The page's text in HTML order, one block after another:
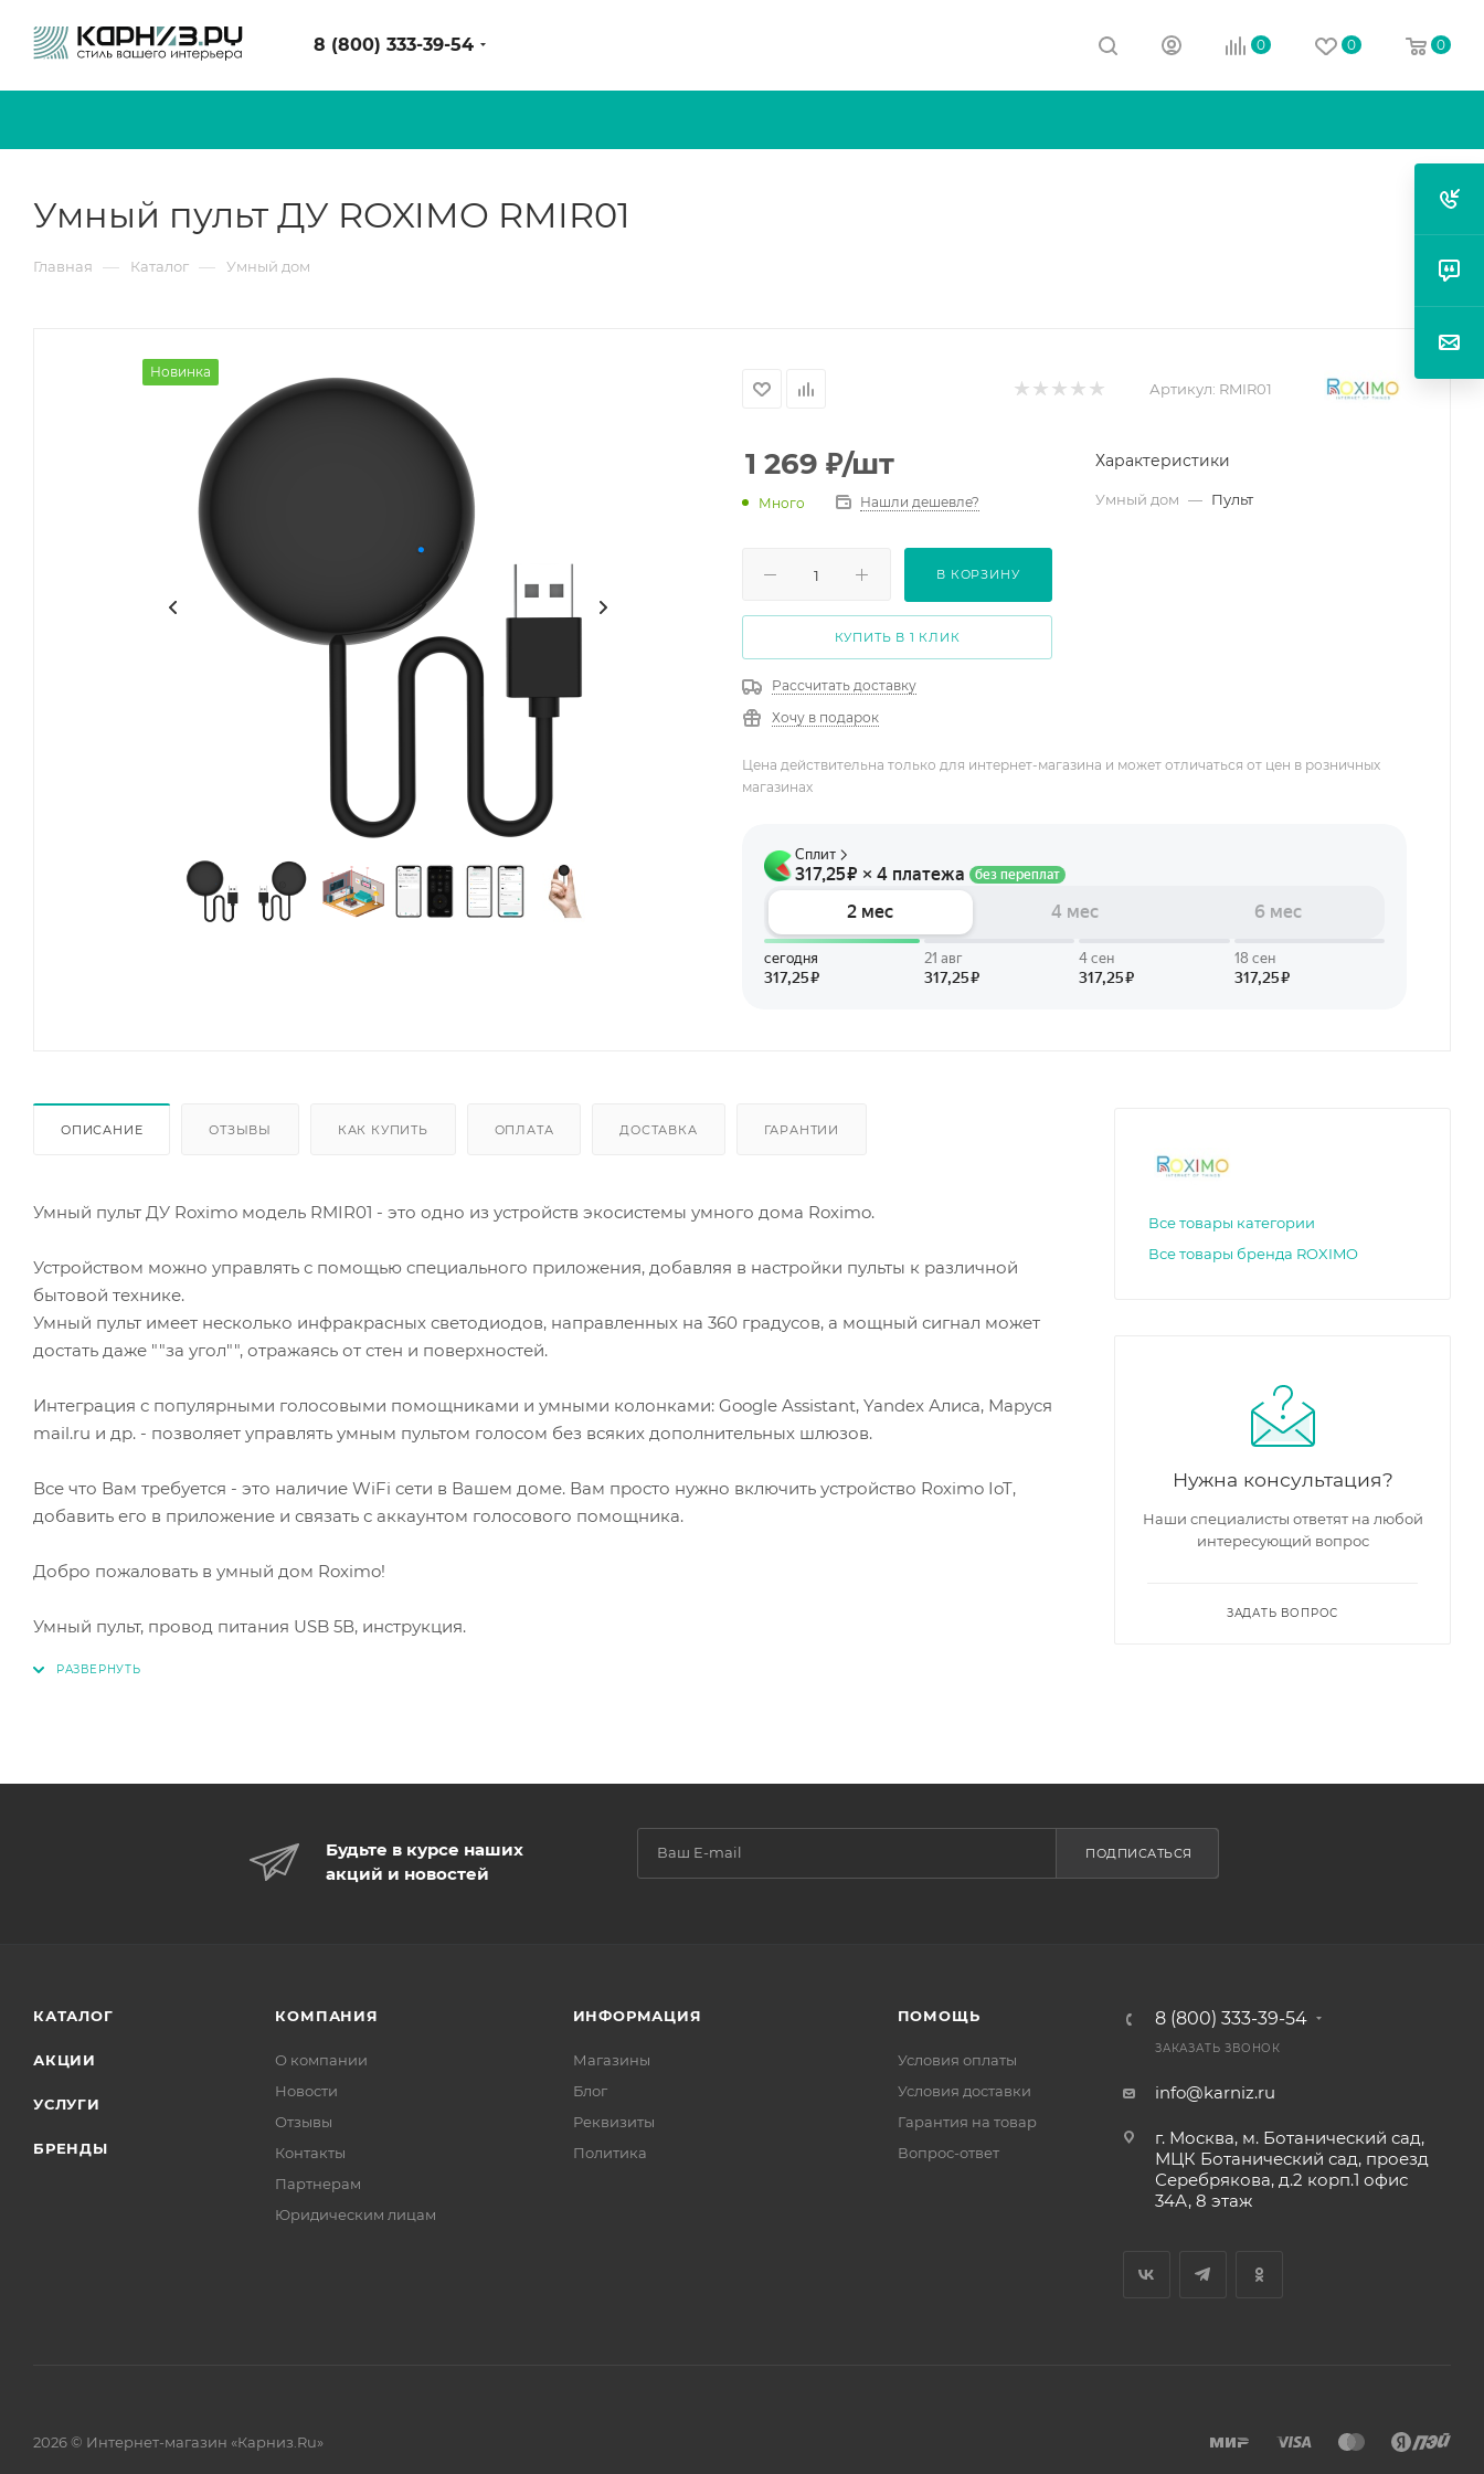
8 (800) 333-39-54 0 0 0
Умный пульт ДУ ROXIMO RMIR01
Главная — Каталог — Умный дом
Новинка
Артикул: RMIR01
1 269 ₽/шт
Много Нашли дешевле?
В КОРЗИНУ
КУПИТЬ В 1 КЛИК
Рассчитать доставку
Хочу в подарок
Характеристики
Умный дом — Пульт
Цена действительна только для интернет-магазина и может отличаться от цен в розничных
магазинах
ОПИСАНИЕ ОТЗЫВЫ КАК КУПИТЬ ОПЛАТА ДОСТАВКА ГАРАНТИИ
Умный пульт ДУ Roximo модель RMIR01 - это одно из устройств экосистемы умного дома Roximo.
Устройством можно управлять с помощью специального приложения, добавляя в настройки пульты к различной
бытовой технике.
Умный пульт имеет несколько инфракрасных светодиодов, направленных на 360 градусов, а мощный сигнал может
достать даже ""за угол"", отражаясь от стен и поверхностей.
Интеграция с популярными голосовыми помощниками и умными колонками: Google Assistant, Yandex Алиса, Маруся
mail.ru и др. - позволяет управлять умным пультом голосом без всяких дополнительных шлюзов.
Все что Вам требуется - это наличие WiFi сети в Вашем доме. Вам просто нужно включить устройство Roximo IoT,
добавить его в приложение и связать с аккаунтом голосового помощника.
Добро пожаловать в умный дом Roximo!
Умный пульт, провод питания USB 5В, инструкция.
Все товары категории
Все товары бренда ROXIMO
Нужна консультация?
Наши специалисты ответят на любой
интересующий вопрос
ЗАДАТЬ ВОПРОС
Будьте в курсе наших
акций и новостей
ПОДПИСАТЬСЯ
КАТАЛОГ
АКЦИИ
УСЛУГИ
БРЕНДЫ
КОМПАНИЯ
О компании
Новости
Отзывы
Контакты
Партнерам
Юридическим лицам
ИНФОРМАЦИЯ
Магазины
Блог
Реквизиты
Политика
ПОМОЩЬ
Условия оплаты
Условия доставки
Гарантия на товар
Вопрос-ответ
8 (800) 333-39-54
ЗАКАЗАТЬ ЗВОНОК
info@karniz.ru
г. Москва, м. Ботанический сад,
МЦК Ботанический сад, проезд
Серебрякова, д.2 корп.1 офис
34А, 8 этаж
2026 © Интернет-магазин «Карниз.Ru»